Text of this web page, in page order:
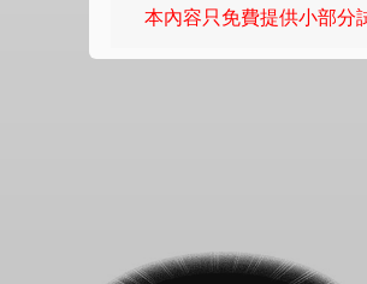
本內容只免費提供小部分